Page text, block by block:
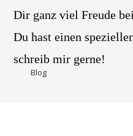
Dir ganz viel Freude
Du hast einen
schreib mir gerne!
Blog